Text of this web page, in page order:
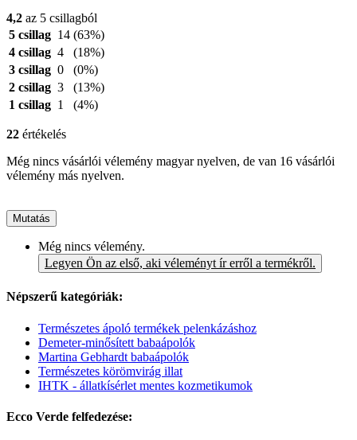
4,2 az 5 csillagból
5 csillag 14 (63%)
4 csillag 4
(18%)
3 csillag 0
(0%)
2 csillag 3
(13%)
1 csillag 1 (4%)
22 értékelés
Még nincs vásárlói vélemény magyar nyelven, de van 16 vásárlói
vélemény más nyelven.
Mutatás
Még nincs vélemény.
Legyen Ön az első, aki véleményt ír erről a termékről.
Népszerű kategóriák:
Természetes ápoló termékek pelenkázáshoz
Demeter-minősített babaápolók
Martina Gebhardt babaápolók
Természetes körömvirág illat
IHTK - állatkísérlet mentes kozmetikumok
Ecco Verde felfedezése: